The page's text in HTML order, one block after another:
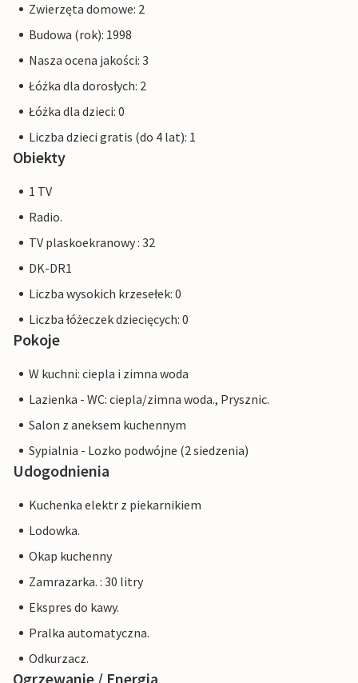
Zwierzęta domowe: 2
Budowa (rok): 1998
Nasza ocena jakości: 3
Łóżka dla dorosłych: 2
Łóżka dla dzieci: 0
Liczba dzieci gratis (do 4 lat): 1
Obiekty
1 TV
Radio.
TV plaskoekranowy : 32
DK-DR1
Liczba wysokich krzesełek: 0
Liczba łóżeczek dziecięcych: 0
Pokoje
W kuchni: ciepla i zimna woda
Lazienka - WC: ciepla/zimna woda., Prysznic.
Salon z aneksem kuchennym
Sypialnia - Lozko podwójne (2 siedzenia)
Udogodnienia
Kuchenka elektr z piekarnikiem
Lodowka.
Okap kuchenny
Zamrazarka. : 30 litry
Ekspres do kawy.
Pralka automatyczna.
Odkurzacz.
Ogrzewanie / Energia